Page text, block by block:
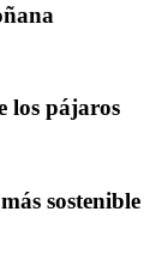
los pájaros
sostenible